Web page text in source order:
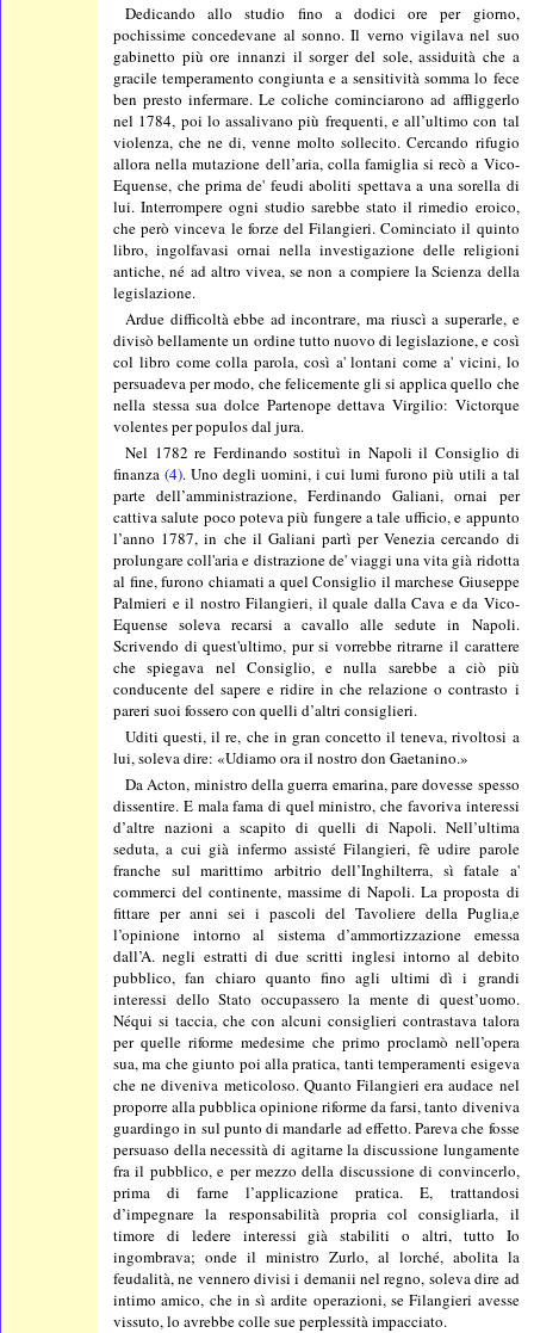
Dedicando allo studio fino a dodici ore per giorno,
pochissime concedevane al sonno. Il verno vigilava nel suo
gabinetto più ore innanzi il sorger del sole, assiduità che a
gracile temperamento congiunta e a sensitività somma lo fece
ben presto infermare. Le coliche cominciarono ad affliggerlo
nel 1784, poi lo assalivano più frequenti, e all’ultimo con tal
violenza, che ne di, venne molto sollecito. Cercando rifugio
allora nella mutazione dell’aria, colla famiglia si recò a Vico-
Equense, che prima de' feudi aboliti spettava a una sorella di
lui. Interrompere ogni studio sarebbe stato il rimedio eroico,
che però vinceva le forze del Filangieri. Cominciato il quinto
libro, ingolfavasi ornai nella investigazione delle religioni
antiche, né ad altro vivea, se non a compiere la Scienza della
legislazione.
Ardue difficoltà ebbe ad incontrare, ma riuscì a superarle, e
divisò bellamente un ordine tutto nuovo di legislazione, e così
col libro come colla parola, così a' lontani come a' vicini, lo
persuadeva per modo, che felicemente gli si applica quello che
nella stessa sua dolce Partenope dettava Virgilio: Victorque
volentes per populos dal jura.
Nel 1782 re Ferdinando sostituì in Napoli il Consiglio di
finanza(4). Uno degli uomini, i cui lumi furono più utili a tal
parte dell’amministrazione, Ferdinando Galiani, ornai per
cattiva salute poco poteva più fungere a tale ufficio, e appunto
l’anno 1787, in che il Galiani partì per Venezia cercando di
prolungare coll'aria e distrazione de' viaggi una vita già ridotta
al fine, furono chiamati a quel Consiglio il marchese Giuseppe
Palmieri e il nostro Filangieri, il quale dalla Cava e da Vico-
Equense soleva recarsi a cavallo alle sedute in Napoli.
Scrivendo di quest'ultimo, pur si vorrebbe ritrarne il carattere
che spiegava nel Consiglio, e nulla sarebbe a ciò più
conducente del sapere e ridire in che relazione o contrasto i
pareri suoi fossero con quelli d’altri consiglieri.
Uditi questi, il re, che in gran concetto il teneva, rivoltosi a
lui, soleva dire: «Udiamo ora il nostro don Gaetanino.»
Da Acton, ministro della guerra emarina, pare dovesse spesso
dissentire. E mala fama di quel ministro, che favoriva interessi
d’altre nazioni a scapito di quelli di Napoli. Nell’ultima
seduta, a cui già infermo assisté Filangieri, fè udire parole
franche sul marittimo arbitrio dell’Inghilterra, sì fatale a'
commerci del continente, massime di Napoli. La proposta di
fittare per anni sei i pascoli del Tavoliere della Puglia,e
l’opinione intorno al sistema d’ammortizzazione emessa
dall’A. negli estratti di due scritti inglesi intorno al debito
pubblico, fan chiaro quanto fino agli ultimi dì i grandi
interessi dello Stato occupassero la mente di quest’uomo.
Néqui si taccia, che con alcuni consiglieri contrastava talora
per quelle riforme medesime che primo proclamò nell’opera
sua, ma che giunto poi alla pratica, tanti temperamenti esigeva
che ne diveniva meticoloso. Quanto Filangieri era audace nel
proporre alla pubblica opinione riforme da farsi, tanto diveniva
guardingo in sul punto di mandarle ad effetto. Pareva che fosse
persuaso della necessità di agitarne la discussione lungamente
fra il pubblico, e per mezzo della discussione di convincerlo,
prima di farne l’applicazione pratica. E, trattandosi
d’impegnare la responsabilità propria col consigliarla, il
timore di ledere interessi già stabiliti o altri, tutto Io
ingombrava; onde il ministro Zurlo, al lorché, abolita la
feudalità, ne vennero divisi i demanii nel regno, soleva dire ad
intimo amico, che in sì ardite operazioni, se Filangieri avesse
vissuto, lo avrebbe colle sue perplessità impacciato.